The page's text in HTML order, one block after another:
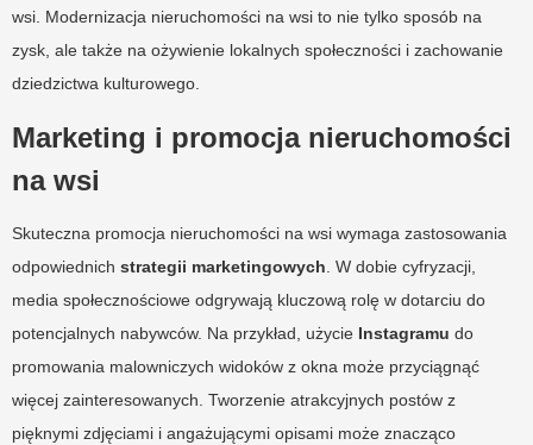
wsi. Modernizacja nieruchomości na wsi to nie tylko sposób na
zysk, ale także na ożywienie lokalnych społeczności i zachowanie
dziedzictwa kulturowego.
Marketing i promocja nieruchomości
na wsi
Skuteczna promocja nieruchomości na wsi wymaga zastosowania
odpowiednich strategii marketingowych. W dobie cyfryzacji,
media społecznościowe odgrywają kluczową rolę w dotarciu do
potencjalnych nabywców. Na przykład, użycie Instagramu do
promowania malowniczych widoków z okna może przyciągnąć
więcej zainteresowanych. Tworzenie atrakcyjnych postów z
pięknymi zdjęciami i angażującymi opisami może znacząco